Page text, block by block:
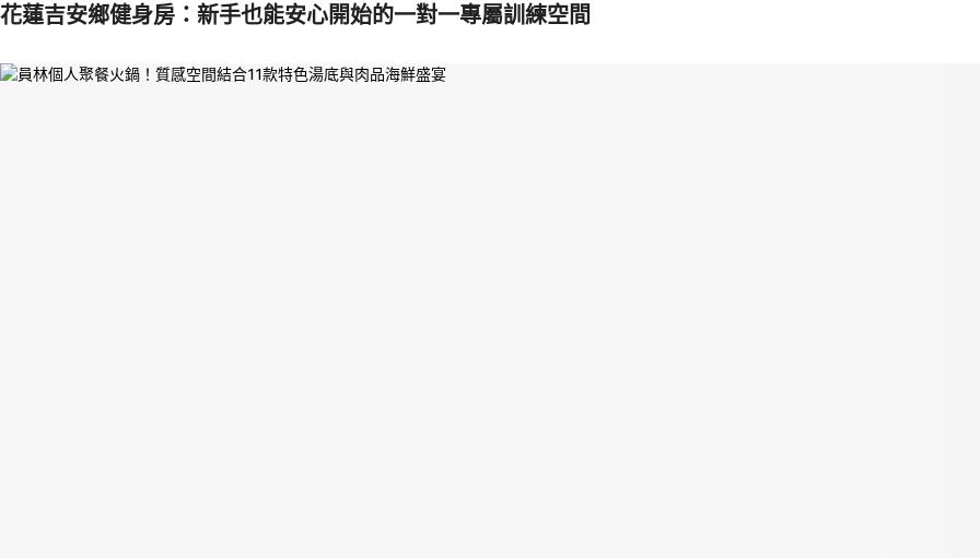
花蓮吉安鄉健身房：新手也能安心開始的一對一專屬訓練空間